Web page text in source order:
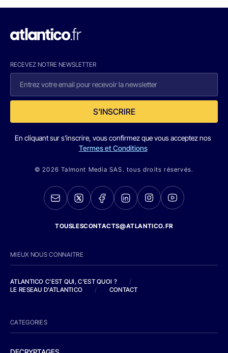
RECEVEZ NOTRE NEWSLETTER
S'INSCRIRE
En cliquant sur s'inscrire, vous confirmez que vous acceptez nos
Termes et Conditions
© 2026 Talmont Media SAS. tous droits réservés.
TOUSLESCONTACTS@ATLANTICO.FR
MIEUX NOUS CONNAITRE
ATLANTICO C'EST QUI, C'EST QUOI ?
/
LE RESEAU D'ATLANTICO
/ CONTACT
CATEGORIES